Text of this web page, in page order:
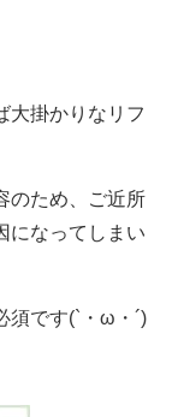
大掛かりなリフ
のため、ご近所
になってしまい
須です(`・ω・´)